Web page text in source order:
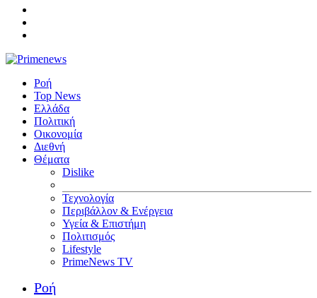
Ροή
Top News
Ελλάδα
Πολιτική
Οικονομία
Διεθνή
Θέματα
Dislike
Τεχνολογία
Περιβάλλον & Ενέργεια
Υγεία & Επιστήμη
Πολιτισμός
Lifestyle
PrimeNews TV
Ροή